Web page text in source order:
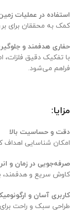
استفاده در عملیات
کمک به محققان برای
حفاری هدفمند و
با تفکیک دقیق
فراهم می‌شود.
مزایا:
دقت و حساسیت بالا
امکان شناسایی اهداف
صرفه‌جویی در زمان و
کاوش سریع و هدفمند،
کاربری آسان و
طراحی سبک و راحت